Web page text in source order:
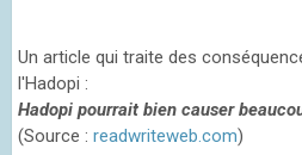
Un article qui traite des
l'Hadopi :
Hadopi pourrait bien causer
(Source : readwriteweb.com)